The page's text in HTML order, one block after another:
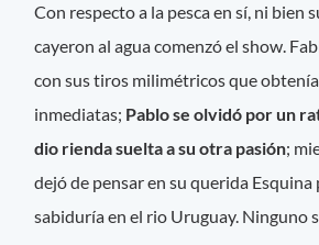
Con respecto a la pesca en sí, ni bien
cayeron al agua comenzó el show.
con sus tiros milimétricos que
inmediatas; Pablo se olvidó por un
dio rienda suelta a su otra pasión;
dejó de pensar en su querida Esquina
sabiduría en el rio Uruguay. Ninguno